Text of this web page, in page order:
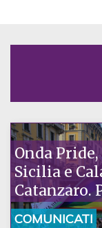
Onda
Sicilia e
Catanzaro.
la nostra
COMUNICATI